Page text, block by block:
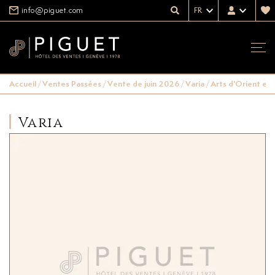
info@piguet.com FR
Accueil/Ventes Passées/Vente de juin 2026/Varia/Arts d'Orient et
Varia